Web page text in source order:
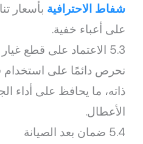
شفاط الاحترافية بأسعار
على أعباء خفية.
5.3 الاعتماد على قطع غيار أصلية
نحرص دائمًا على
ذاته، ما يحافظ على أداء
الأعطال.
5.4 ضمان بعد الصيانة